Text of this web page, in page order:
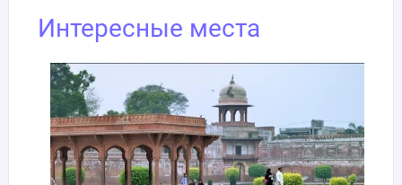
Интересные места